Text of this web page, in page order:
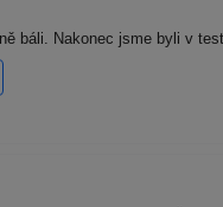
báli. Nakonec jsme byli v